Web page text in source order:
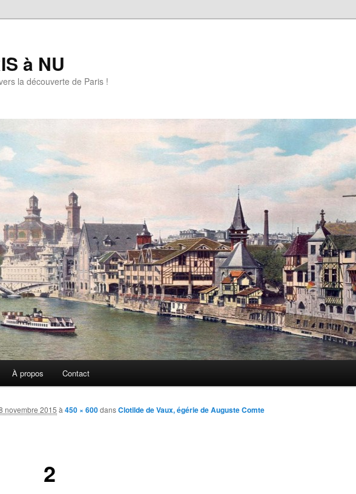
à NU
la découverte de Paris !
À propos Contact
2
novembre 2015 à450 × 600dansClotilde de Vaux, égérie de Auguste Comte